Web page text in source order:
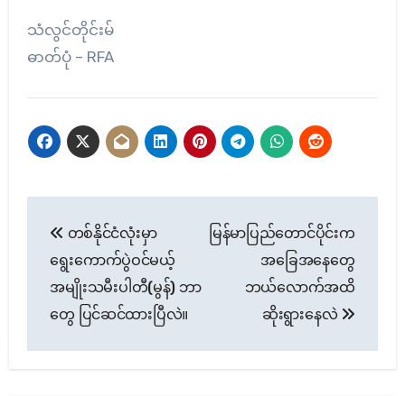
သံလွင်တိုင်းမ်
ဓာတ်ပုံ – RFA
navigation
တစ်နိုင်ငံလုံးမှာ
ရွေးကောက်ပွဲဝင်မယ့်
အမျိုးသမီးပါတီ(မွန်) ဘာ
တွေ ပြင်ဆင်ထားပြီလဲ။
မြန်မာပြည်တောင်ပိုင်းက
အခြေအနေတွေ
ဘယ်လောက်အထိ
ဆိုးရွားနေလဲ